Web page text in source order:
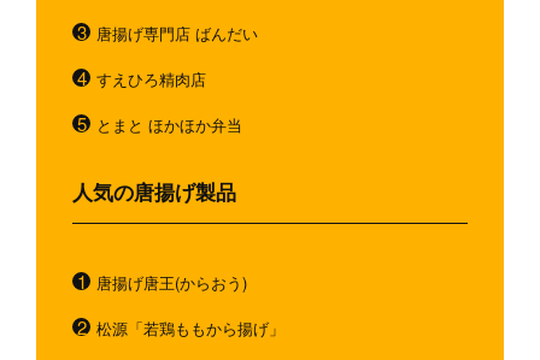
唐揚げ専門店 ばんだい
すえひろ精肉店
とまと ほかほか弁当
人気の唐揚げ製品
唐揚げ唐王(からおう)
松源「若鶏ももから揚げ」